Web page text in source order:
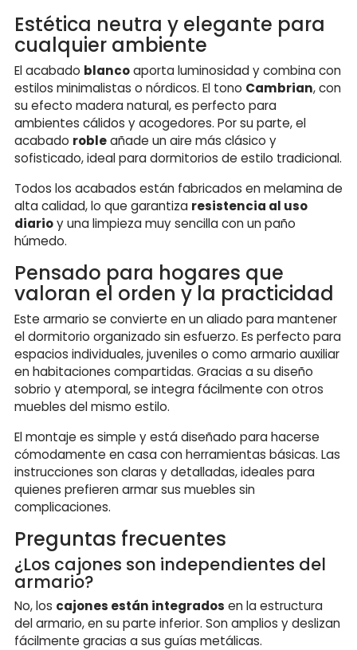
Estética neutra y elegante para
cualquier ambiente
El acabado blancoaporta luminosidad y combina con
estilos minimalistas o nórdicos. El tono Cambrian, con
su efecto madera natural, es perfecto para
ambientes cálidos y acogedores. Por su parte, el
acabado robleañade un aire más clásico y
sofisticado, ideal para dormitorios de estilo tradicional.
Todos los acabados están fabricados en melamina de
alta calidad, lo que garantiza resistencia al uso
diarioy una limpieza muy sencilla con un paño
húmedo.
Pensado para hogares que
valoran el orden y la practicidad
Este armario se convierte en un aliado para mantener
el dormitorio organizado sin esfuerzo. Es perfecto para
espacios individuales, juveniles o como armario auxiliar
en habitaciones compartidas. Gracias a su diseño
sobrio y atemporal, se integra fácilmente con otros
muebles del mismo estilo.
El montaje es simple y está diseñado para hacerse
cómodamente en casa con herramientas básicas. Las
instrucciones son claras y detalladas, ideales para
quienes prefieren armar sus muebles sin
complicaciones.
Preguntas frecuentes
¿Los cajones son independientes del
armario?
No, los cajones están integrados en la estructura
del armario, en su parte inferior. Son amplios y deslizan
fácilmente gracias a sus guías metálicas.